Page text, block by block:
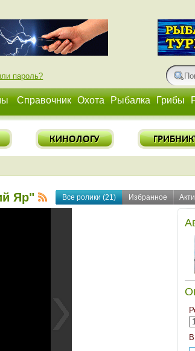
пароль?
Справочник Охота Рыбалка Грибы
Яр" Все ролики (21) Избранное